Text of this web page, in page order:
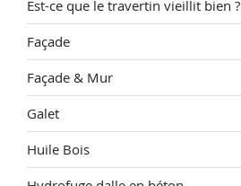
Est-ce que le travertin vieillit bien ?
Façade
Façade & Mur
Galet
Huile Bois